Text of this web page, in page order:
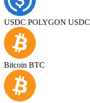
USDC POLYGON USDC
Bitcoin BTC